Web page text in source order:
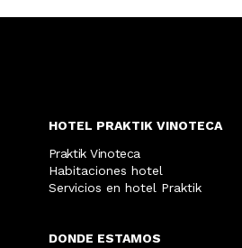
HOTEL PRAKTIK VINOTECA
Praktik Vinoteca
Habitaciones hotel
Servicios en hotel Praktik
DONDE ESTAMOS